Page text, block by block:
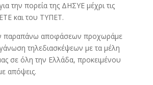
την πορεία της ΔΗΣΥΕ μέχρι τις
και του ΤΥΠΕΤ.
παραπάνω αποφάσεων προχωράμε
τηλεδιασκέψεων με τα μέλη
σε όλη την Ελλάδα, προκειμένου
απόψεις.